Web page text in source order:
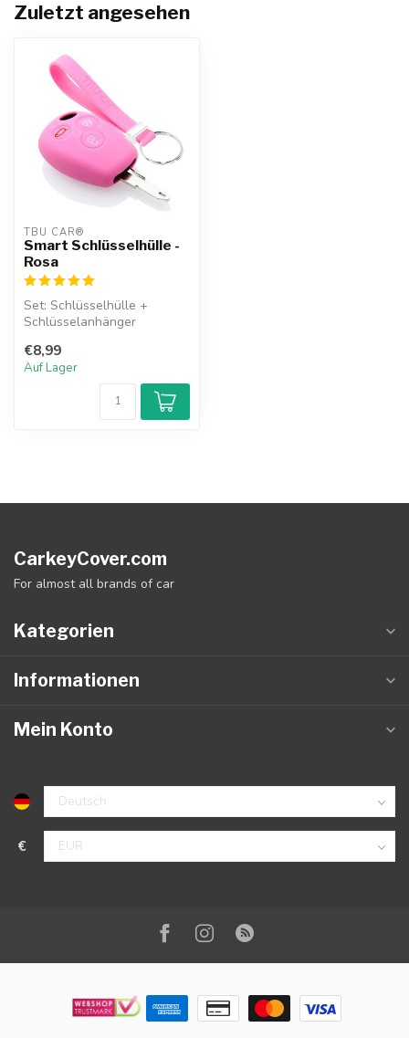
Zuletzt angesehen
TBU CAR®
Smart Schlüsselhülle -
Rosa
Set: Schlüsselhülle +
Schlüsselanhänger
€8,99
Auf Lager
CarkeyCover.com
For almost all brands of car
Kategorien
Informationen
Mein Konto
€